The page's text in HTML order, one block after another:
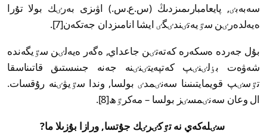
سەبەبٸ, پايعامبارىمىزدىڭ (س.ع.س.) اۋىزى بەرٸك بولا تۇرا
ەيەلدەرٸن سٷيەتٸندٸگٸ ايشا انامىزدان جەتكەن[7].
بۇل جەردە ەسكەرە كەتەتٸن جاعداي, ەگەر ەيەلٸن سٷيگەندە
شەۋەت بٶلٸنٸپ كەتپەيتٸنٸنە جەنە جىنىستىق قاتىناسقا
تٷسٸپ قويمايتىنىنا سەنٸمدٸ بولسا, وندا سٷيۋٸنە رۇقسات.
ال وعان سەنٸمسٸز بولسا – مەكرٷھ[8].
سٸلەكەي نە تٷكٸرٸك جۇتسا, ورازا بۇزىلا ما?